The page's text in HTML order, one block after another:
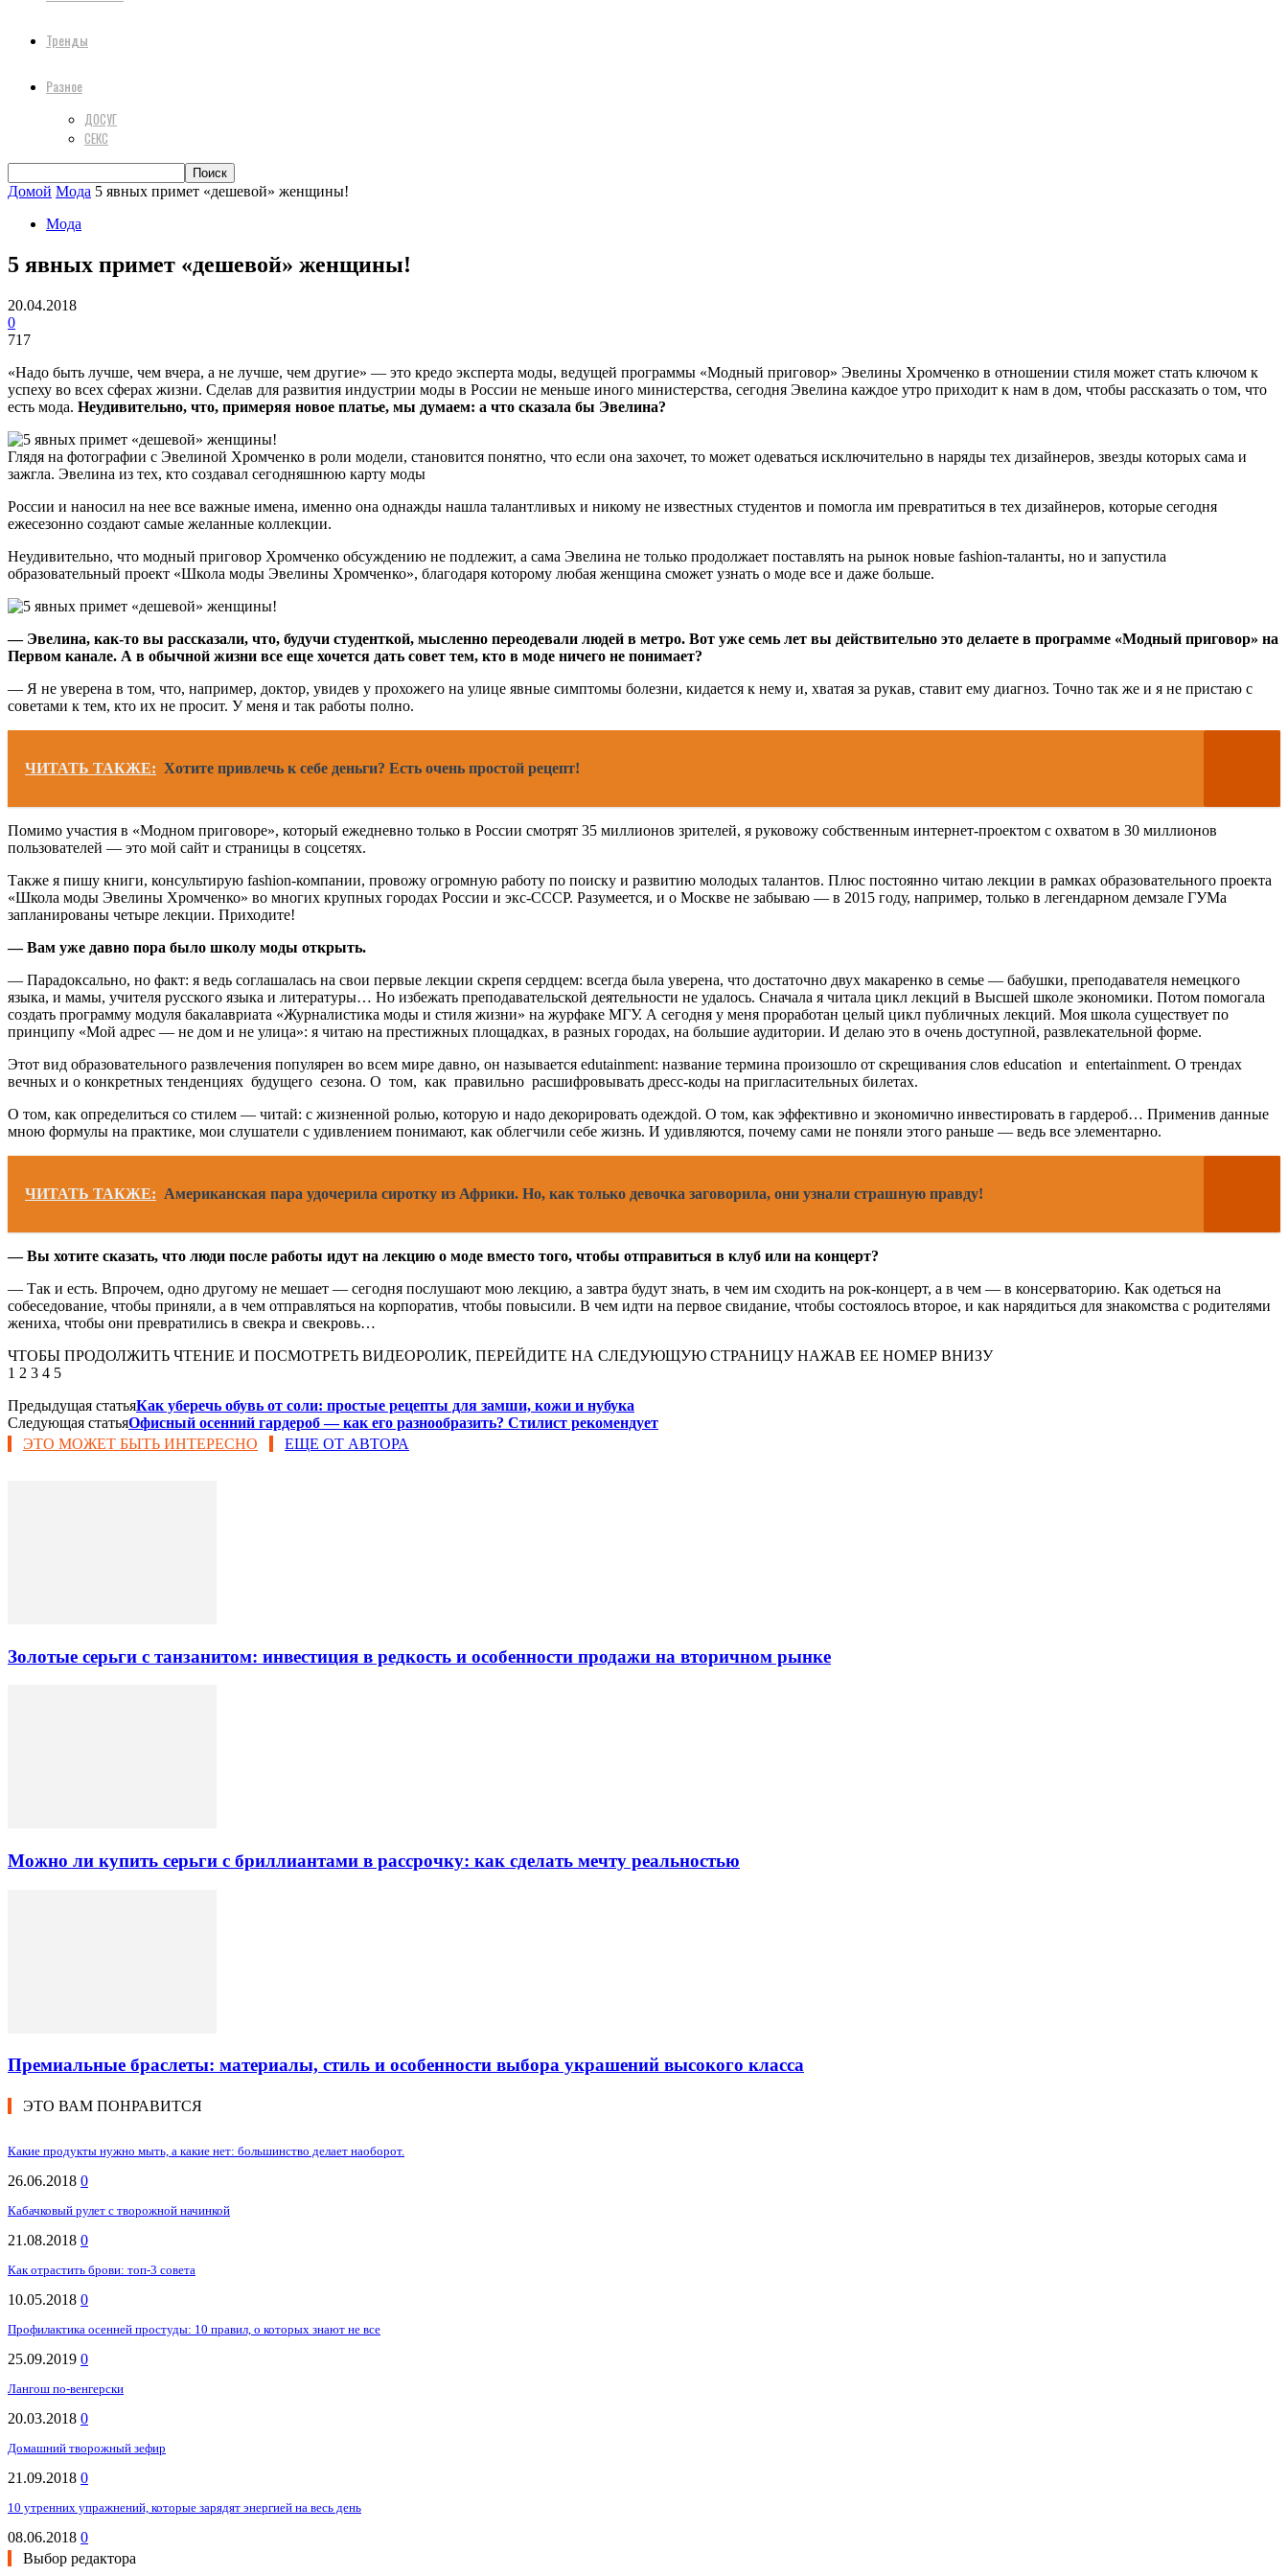
Тренды
Разное
ДОСУГ
СЕКС
Домой Мода 5 явных примет «дешевой» женщины!
Мода
5 явных примет «дешевой» женщины!
20.04.2018
0
717
«Надо быть лучше, чем вчера, а не лучше, чем другие» — это кредо эксперта моды, ведущей программы «Модный приговор» Эвелины Хромченко в отношении стиля может стать ключом к
успеху во всех сферах жизни. Сделав для развития индустрии моды в России не меньше иного министерства, сегодня Эвелина каждое утро приходит к нам в дом, чтобы рассказать о том, что
есть мода. Неудивительно, что, примеряя новое платье, мы думаем: а что сказала бы Эвелина?
Глядя на фотографии с Эвелиной Хромченко в роли модели, становится понятно, что если она захочет, то может одеваться исключительно в наряды тех дизайнеров, звезды которых сама и
зажгла. Эвелина из тех, кто создавал сегодняшнюю карту моды
России и наносил на нее все важные имена, именно она однажды нашла талантливых и никому не известных студентов и помогла им превратиться в тех дизайнеров, которые сегодня
ежесезонно создают самые желанные коллекции.
Неудивительно, что модный приговор Хромченко обсуждению не подлежит, а сама Эвелина не только продолжает поставлять на рынок новые fashion-таланты, но и запустила
образовательный проект «Школа моды Эвелины Хромченко», благодаря которому любая женщина сможет узнать о моде все и даже больше.
— Эвелина, как-то вы рассказали, что, будучи студенткой, мысленно переодевали людей в метро. Вот уже семь лет вы действительно это делаете в программе «Модный приговор» на
Первом канале. А в обычной жизни все еще хочется дать совет тем, кто в моде ничего не понимает?
— Я не уверена в том, что, например, доктор, увидев у прохожего на улице явные симптомы болезни, кидается к нему и, хватая за рукав, ставит ему диагноз. Точно так же и я не пристаю с
советами к тем, кто их не просит. У меня и так работы полно.
ЧИТАТЬ ТАКЖЕ: Хотите привлечь к себе деньги? Есть очень простой рецепт!
Помимо участия в «Модном приговоре», который ежедневно только в России смотрят 35 миллионов зрителей, я руковожу собственным интернет-проектом c охватом в 30 миллионов
пользователей — это мой сайт и страницы в соцсетях.
Также я пишу книги, консультирую fashion-компании, провожу огромную работу по поиску и развитию молодых талантов. Плюс постоянно читаю лекции в рамках образовательного проекта
«Школа моды Эвелины Хромченко» во многих крупных городах России и экс-СССР. Разумеется, и о Москве не забываю — в 2015 году, например, только в легендарном демзале ГУМа
запланированы четыре лекции. Приходите!
— Вам уже давно пора было школу моды открыть.
— Парадоксально, но факт: я ведь соглашалась на свои первые лекции скрепя сердцем: всегда была уверена, что достаточно двух макаренко в семье — бабушки, преподавателя немецкого
языка, и мамы, учителя русского языка и литературы… Но избежать преподавательской деятельности не удалось. Сначала я читала цикл лекций в Высшей школе экономики. Потом помогала
создать программу модуля бакалавриата «Журналистика моды и стиля жизни» на журфаке МГУ. А сегодня у меня проработан целый цикл публичных лекций. Моя школа существует по
принципу «Мой адрес — не дом и не улица»: я читаю на престижных площадках, в разных городах, на большие аудитории. И делаю это в очень доступной, развлекательной форме.
Этот вид образовательного развлечения популярен во всем мире давно, он называется edutainment: название термина произошло от скрещивания слов education и entertainment. О трендах
вечных и о конкретных тенденциях будущего сезона. О том, как правильно расшифровывать дресс-коды на пригласительных билетах.
О том, как определиться со стилем — читай: с жизненной ролью, которую и надо декорировать одеждой. О том, как эффективно и экономично инвестировать в гардероб… Применив данные
мною формулы на практике, мои слушатели с удивлением понимают, как облегчили себе жизнь. И удивляются, почему сами не поняли этого раньше — ведь все элементарно.
ЧИТАТЬ ТАКЖЕ: Американская пара удочерила сиротку из Африки. Но, как только девочка заговорила, они узнали страшную правду!
— Вы хотите сказать, что люди после работы идут на лекцию о моде вместо того, чтобы отправиться в клуб или на концерт?
— Так и есть. Впрочем, одно другому не мешает — сегодня послушают мою лекцию, а завтра будут знать, в чем им сходить на рок-концерт, а в чем — в консерваторию. Как одеться на
собеседование, чтобы приняли, а в чем отправляться на корпоратив, чтобы повысили. В чем идти на первое свидание, чтобы состоялось второе, и как нарядиться для знакомства с родителями
жениха, чтобы они превратились в свекра и свекровь…
ЧТОБЫ ПРОДОЛЖИТЬ ЧТЕНИЕ И ПОСМОТРЕТЬ ВИДЕОРОЛИК, ПЕРЕЙДИТЕ НА СЛЕДУЮЩУЮ СТРАНИЦУ НАЖАВ ЕЕ НОМЕР ВНИЗУ
1 2 3 4 5
Предыдущая статьяКак уберечь обувь от соли: простые рецепты для замши, кожи и нубука
Следующая статьяОфисный осенний гардероб — как его разнообразить? Стилист рекомендует
ЭТО МОЖЕТ БЫТЬ ИНТЕРЕСНО
ЕЩЕ ОТ АВТОРА
Золотые серьги с танзанитом: инвестиция в редкость и особенности продажи на вторичном рынке
Можно ли купить серьги с бриллиантами в рассрочку: как сделать мечту реальностью
Премиальные браслеты: материалы, стиль и особенности выбора украшений высокого класса
ЭТО ВАМ ПОНРАВИТСЯ
Какие продукты нужно мыть, а какие нет: большинство делает наоборот.
26.06.2018 0
Кабачковый рулет с творожной начинкой
21.08.2018 0
Как отрастить брови: топ-3 совета
10.05.2018 0
Профилактика осенней простуды: 10 правил, о которых знают не все
25.09.2019 0
Лангош по-венгерски
20.03.2018 0
Домашний творожный зефир
21.09.2018 0
10 утренних упражнений, которые зарядят энергией на весь день
08.06.2018 0
Выбор редактора